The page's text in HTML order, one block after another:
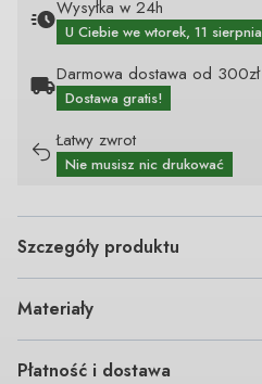
Wysyłka w 24h
U Ciebie we wtorek, 11 sierpnia
Darmowa dostawa od 300zł
Dostawa gratis!
Łatwy zwrot
Nie musisz nic drukować
Szczegóły produktu
Materiały
Płatność i dostawa